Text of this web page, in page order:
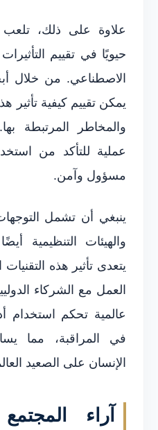
علاوة على ذلك، تلعب
حيويًا في تقييم
الاصطناعي. من خلال
يمكن تقييم كيفية تأثير
والمخاطر المرتبطة
عملية للتأكد من
مسؤول وآمن.
ينبغي أن تشمل
والهيئات التنظيمية
يتعدى تأثير هذه
العمل مع الشركاء
عالمية تحكم استخدام
في المراقبة، مما
الإنسان على الصعيد
آراء